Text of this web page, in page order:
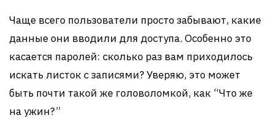
Чаще всего пользователи просто забывают, какие
данные они вводили для доступа. Особенно это
касается паролей: сколько раз вам приходилось
искать листок с записями? Уверяю, это может
быть почти такой же головоломкой, как “Что же
на ужин?”